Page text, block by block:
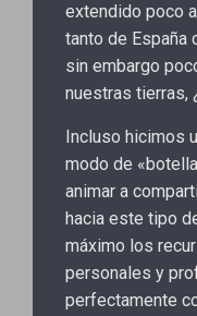
extendido poco
tanto de España
sin embargo
nuestras tierras,
Incluso hicimos
modo de
animar a
hacia este tipo
máximo los
personales y
perfectamente